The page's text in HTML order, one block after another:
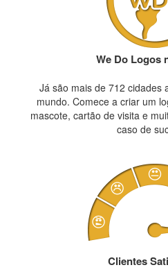
We Do Logos
Já são mais de 712 cidades
mundo. Comece a criar um
mascote, cartão de visita e
caso de
Clientes